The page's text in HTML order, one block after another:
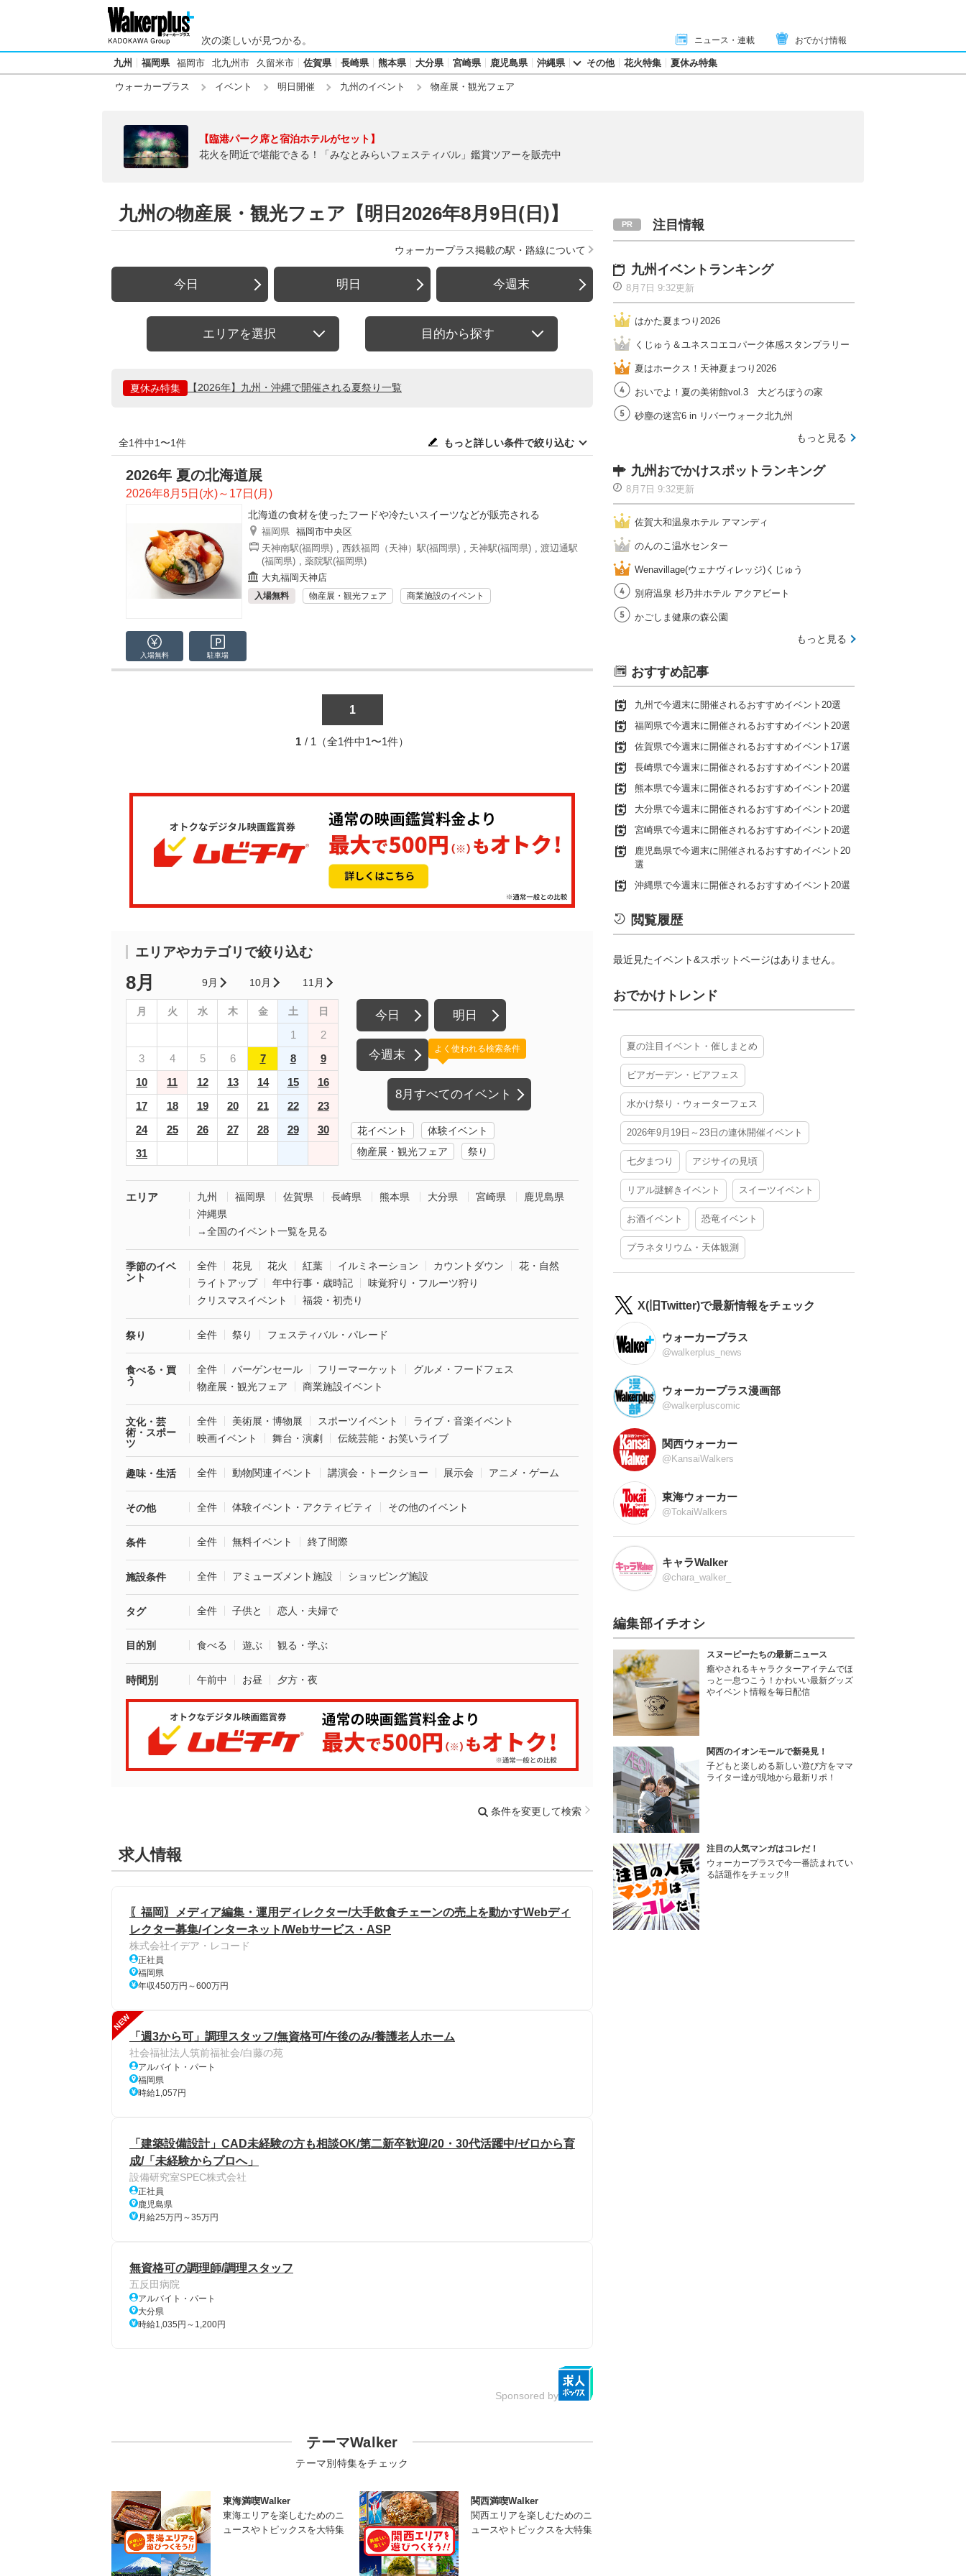
次の楽しいが見つかる。 ニュース・連載 おでかけ情報
九州 福岡県 福岡市 北九州市 久留米市 佐賀県 長崎県 熊本県 大分県 宮崎県 鹿児島県 沖縄県 その他 花火特集 夏休み特集
ウォーカープラス イベント 明日開催 九州のイベント 物産展・観光フェア
【臨港パーク席と宿泊ホテルがセット】
花火を間近で堪能できる！「みなとみらいフェスティバル」鑑賞ツアーを販売中
九州の物産展・観光フェア【明日2026年8月9日(日)】
ウォーカープラス掲載の駅・路線について
今日 明日 今週末
エリアを選択 目的から探す
夏休み特集 【2026年】九州・沖縄で開催される夏祭り一覧
全1件中1〜1件 もっと詳しい条件で絞り込む
2026年 夏の北海道展
2026年8月5日(水)～17日(月)
北海道の食材を使ったフードや冷たいスイーツなどが販売される
福岡県 福岡市中央区
天神南駅(福岡県) , 西鉄福岡（天神）駅(福岡県) , 天神駅(福岡県) , 渡辺通駅
(福岡県) , 薬院駅(福岡県)
大丸福岡天神店
入場無料 物産展・観光フェア 商業施設のイベント
入場無料 駐車場
1
1 / 1（全1件中1〜1件）
エリアやカテゴリで絞り込む
8月 9月 10月 11月
月 火 水 木 金 土 日
1
2
3
4 5 6 7 8
9
10
11 12 13 14 15
16
17
18 19 20 21 22
23
24
25 26 27 28 29
30
31
今日 明日
今週末
8月すべてのイベント
よく使われる検索条件
花イベント
体験イベント
物産展・観光フェア
祭り
エリア 九州 福岡県 佐賀県 長崎県 熊本県 大分県 宮崎県
鹿児島県
沖縄県
→全国のイベント一覧を見る
季節のイベ
ント
全件 花見 花火 紅葉 イルミネーション カウントダウン
花・自然
ライトアップ
年中行事・歳時記
味覚狩り・フルーツ狩り
クリスマスイベント
福袋・初売り
祭り 全件 祭り フェスティバル・パレード
食べる・買
う
全件 バーゲンセール フリーマーケット
グルメ・フードフェス
物産展・観光フェア
商業施設イベント
文化・芸
術・スポー
ツ
全件 美術展・博物展 スポーツイベント
ライブ・音楽イベント
映画イベント
舞台・演劇 伝統芸能・お笑いライブ
趣味・生活 全件 動物関連イベント 講演会・トークショー 展示会 アニメ・ゲーム
その他 全件 体験イベント・アクティビティ その他のイベント
条件 全件 無料イベント 終了間際
施設条件 全件 アミューズメント施設 ショッピング施設
タグ 全件 子供と 恋人・夫婦で
目的別 食べる 遊ぶ 観る・学ぶ
時間別 午前中 お昼 夕方・夜
条件を変更して検索
求人情報
〖福岡〗メディア編集・運用ディレクター/大手飲食チェーンの売上を動かすWebディ
レクター募集/インターネット/Webサービス・ASP
株式会社イデア・レコード
正社員
福岡県
年収450万円～600万円
NEW
「週3から可」調理スタッフ/無資格可/午後のみ/養護老人ホーム
社会福祉法人筑前福祉会/白藤の苑
アルバイト・パート
福岡県
時給1,057円
「建築設備設計」CAD未経験の方も相談OK/第二新卒歓迎/20・30代活躍中/ゼロから育
成/「未経験からプロへ」
設備研究室SPEC株式会社
正社員
鹿児島県
月給25万円～35万円
無資格可の調理師/調理スタッフ
五反田病院
アルバイト・パート
大分県
時給1,035円～1,200円
Sponsored by
テーマWalker
テーマ別特集をチェック
東海満喫Walker
東海エリアを楽しむためのニ
ュースやトピックスを大特集
関西満喫Walker
関西エリアを楽しむためのニ
ュースやトピックスを大特集
注目情報
九州イベントランキング
8月7日 9:32更新
はかた夏まつり2026
くじゅう＆ユネスコエコパーク体感スタンプラリー
夏はホークス！天神夏まつり2026
おいでよ！夏の美術館vol.3 大どろぼうの家
砂塵の迷宮6 in リバーウォーク北九州
もっと見る
九州おでかけスポットランキング
8月7日 9:32更新
佐賀大和温泉ホテル アマンディ
のんのこ温水センター
Wenavillage(ウェナヴィレッジ)くじゅう
別府温泉 杉乃井ホテル アクアビート
かごしま健康の森公園
もっと見る
おすすめ記事
九州で今週末に開催されるおすすめイベント20選
福岡県で今週末に開催されるおすすめイベント20選
佐賀県で今週末に開催されるおすすめイベント17選
長崎県で今週末に開催されるおすすめイベント20選
熊本県で今週末に開催されるおすすめイベント20選
大分県で今週末に開催されるおすすめイベント20選
宮崎県で今週末に開催されるおすすめイベント20選
鹿児島県で今週末に開催されるおすすめイベント20
選
沖縄県で今週末に開催されるおすすめイベント20選
閲覧履歴
最近見たイベント&スポットページはありません。
おでかけトレンド
夏の注目イベント・催しまとめ
ビアガーデン・ビアフェス
水かけ祭り・ウォーターフェス
2026年9月19日～23日の連休開催イベント
七夕まつり アジサイの見頃
リアル謎解きイベント スイーツイベント
お酒イベント 恐竜イベント
プラネタリウム・天体観測
X(旧Twitter)で最新情報をチェック
ウォーカープラス
@walkerplus_news
ウォーカープラス漫画部
@walkerpluscomic
関西ウォーカー
@KansaiWalkers
東海ウォーカー
@TokaiWalkers
キャラWalker
@chara_walker_
編集部イチオシ
スヌーピーたちの最新ニュース
癒やされるキャラクターアイテムでほ
っと一息つこう！かわいい最新グッズ
やイベント情報を毎日配信
関西のイオンモールで新発見！
子どもと楽しめる新しい遊び方をママ
ライター達が現地から最新リポ！
注目の人気マンガはコレだ！
ウォーカープラスで今一番読まれてい
る話題作をチェック!!